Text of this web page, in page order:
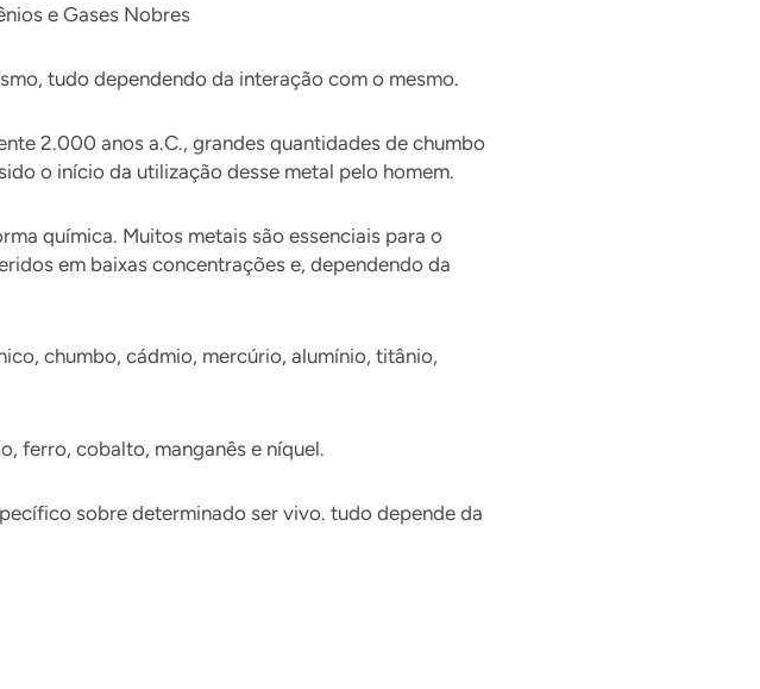
e Gases Nobres
tudo dependendo da interação com o mesmo.
2.000 anos a.C., grandes quantidades de chumbo
o início da utilização desse metal pelo homem.
química. Muitos metais são essenciais para o
em baixas concentrações e, dependendo da
chumbo, cádmio, mercúrio, alumínio, titânio,
ferro, cobalto, manganês e níquel.
sobre determinado ser vivo. tudo depende da